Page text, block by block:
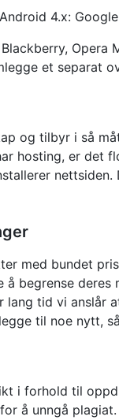
4.x:
Opera
et separat
og tilbyr i så
hosting, er det
med bundet
begrense
tid vi anslår
til noe nytt,
i forhold til
å unngå